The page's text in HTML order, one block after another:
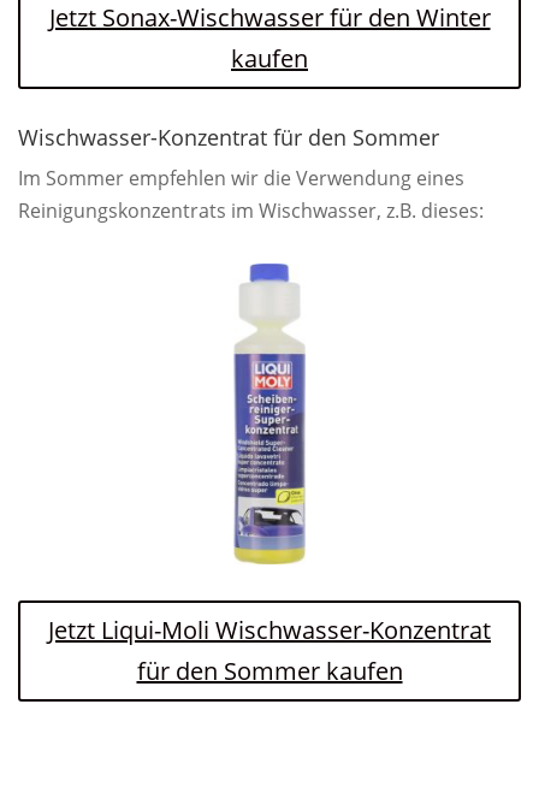
Jetzt Sonax-Wischwasser für den Winter
kaufen
Wischwasser-Konzentrat für den Sommer
Im Sommer empfehlen wir die Verwendung eines
Reinigungskonzentrats im Wischwasser, z.B. dieses:
Jetzt Liqui-Moli Wischwasser-Konzentrat
für den Sommer kaufen